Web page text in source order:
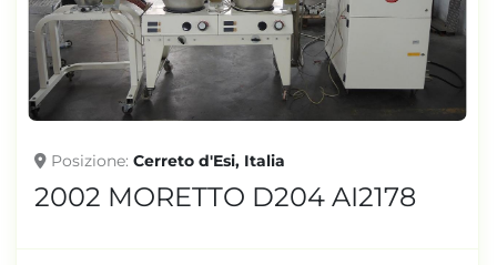
Posizione Cerreto d'Esi, Italia
2002 MORETTO D204 AI2178